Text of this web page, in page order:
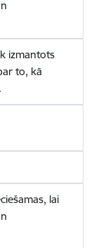
izmantots
to, kā
lai